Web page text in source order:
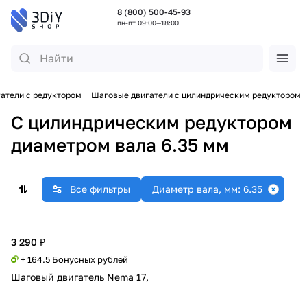
8 (800) 500-45-93
пн-пт 09:00—18:00
с редуктором Шаговые двигатели с цилиндрическим редуктором
C цилиндрическим редуктором
диаметром вала 6.35 мм
Все фильтры Диаметр вала, мм: 6.35
3 290 ₽
+ 164.5 Бонусных рублей
Шаговый двигатель Nema 17,